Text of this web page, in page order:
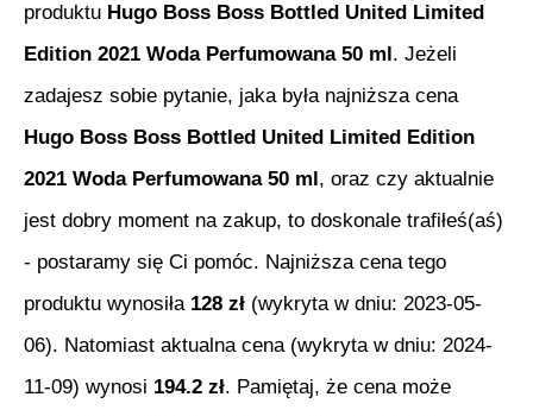
produktu Hugo Boss Boss Bottled United Limited
Edition 2021 Woda Perfumowana 50 ml. Jeżeli
zadajesz sobie pytanie, jaka była najniższa cena
Hugo Boss Boss Bottled United Limited Edition
2021 Woda Perfumowana 50 ml, oraz czy aktualnie
jest dobry moment na zakup, to doskonale trafiłeś(aś)
- postaramy się Ci pomóc. Najniższa cena tego
produktu wynosiła 128 zł (wykryta w dniu: 2023-05-
06). Natomiast aktualna cena (wykryta w dniu: 2024-
11-09) wynosi 194.2 zł. Pamiętaj, że cena może